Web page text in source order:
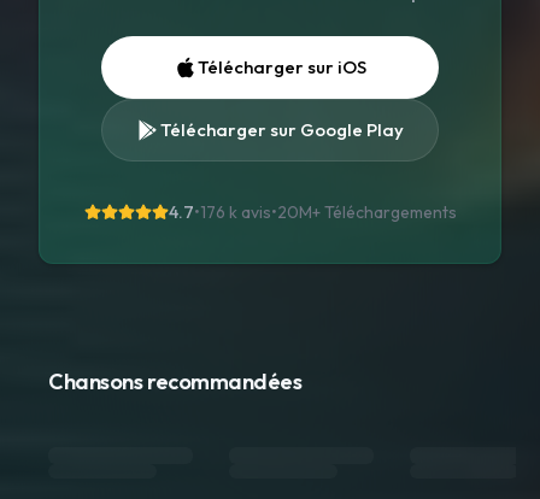
Télécharger sur iOS
Télécharger sur Google Play
4.7•176 k avis•20M+Téléchargements
Chansons recommandées